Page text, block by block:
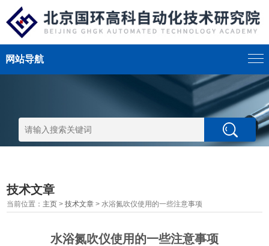
网站导航
技术文章
当前位置： 主页 >技术文章 > 水浴氮吹仪使用的一些注意事项
水浴氮吹仪使用的一些注意事项